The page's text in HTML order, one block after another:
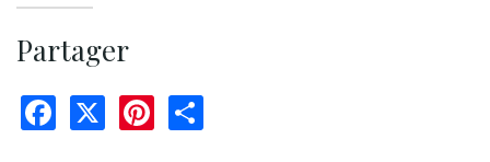
Partager
Facebook Pinterest